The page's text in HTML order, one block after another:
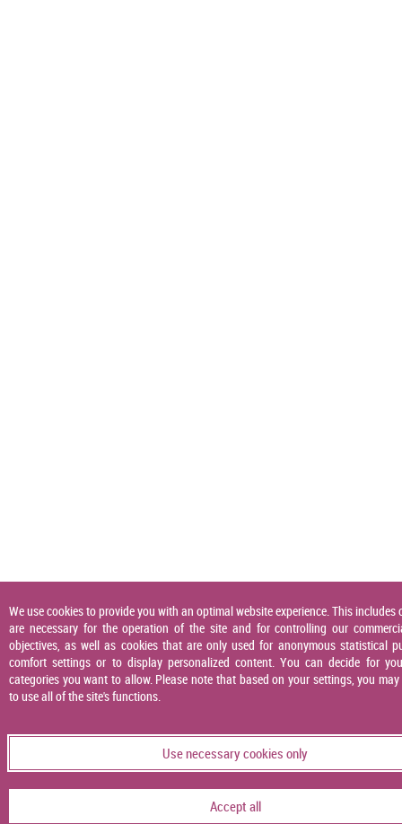
We use cookies to provide you with an optimal website experience. This includes
are necessary for the operation of the site and for controlling our
objectives, as well as cookies that are only used for anonymous statistical
comfort settings or to display personalized content. You can decide for
categories you want to allow. Please note that based on your settings, you
to use all of the site's functions.
Use necessary cookies only
Accept all